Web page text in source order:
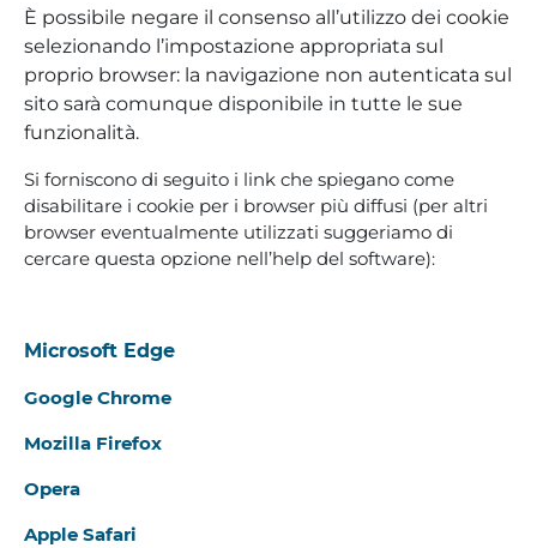
È possibile negare il consenso all’utilizzo dei cookie
selezionando l’impostazione appropriata sul
proprio browser: la navigazione non autenticata sul
sito sarà comunque disponibile in tutte le sue
funzionalità.
Si forniscono di seguito i link che spiegano come
disabilitare i cookie per i browser più diffusi (per altri
browser eventualmente utilizzati suggeriamo di
cercare questa opzione nell’help del software):
Microsoft Edge
Google Chrome
Mozilla Firefox
Opera
Apple Safari